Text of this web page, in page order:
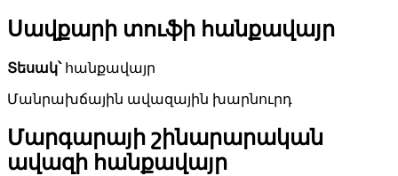
Սավքարի տուֆի հանքավայր
Տեսակ՝հանքավայր
Մանրախճային ավազային խարնուրդ
Մարգարայի շինարարական
ավազի հանքավայր